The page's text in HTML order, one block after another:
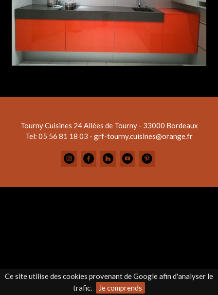
Ce site utilise des cookies provenant de Google afin d'analyser le
trafic.
Je comprends
Tourny Cuisines 24 Allées de Tourny - 33000 Bordeaux
Tel: 05 56 81 18 03 - grf-tourny.cuisines@orange.fr